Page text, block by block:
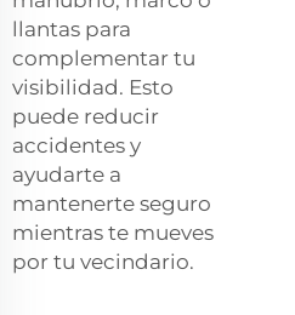
llantas para
complementar tu
visibilidad. Esto
puede reducir
accidentes y
ayudarte a
mantenerte seguro
mientras te mueves
por tu vecindario.